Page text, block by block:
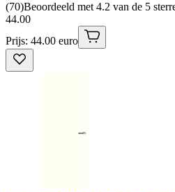
(70)Beoordeeld met 4.2 van de 5
44.00
Prijs: 44.00 euro